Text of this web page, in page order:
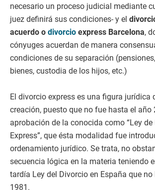
necesario un proceso judicial mediante
juez definirá sus condiciones- y el
acuerdo o divorcio express Barcelona,
cónyuges acuerdan de manera
condiciones de su separación
bienes, custodia de los hijos, etc.)
El divorcio express es una figura jurídica
creación, puesto que no fue hasta el año
aprobación de la conocida como “Ley
Express”, que ésta modalidad fue
ordenamiento jurídico. Se trata, no
secuencia lógica en la materia teniendo
tardía Ley del Divorcio en España que
1981.